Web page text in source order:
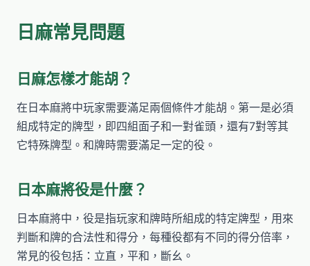
日麻常見問題
日麻怎樣才能胡？
在日本麻將中玩家需要滿足兩個條件才能胡。第一是必須
組成特定的牌型，即四組面子和一對雀頭，還有7對等其
它特殊牌型。和牌時需要滿足一定的役。
日本麻將役是什麼？
日本麻將中，役是指玩家和牌時所組成的特定牌型，用來
判斷和牌的合法性和得分，每種役都有不同的得分倍率，
常見的役包括：立直，平和，斷幺。